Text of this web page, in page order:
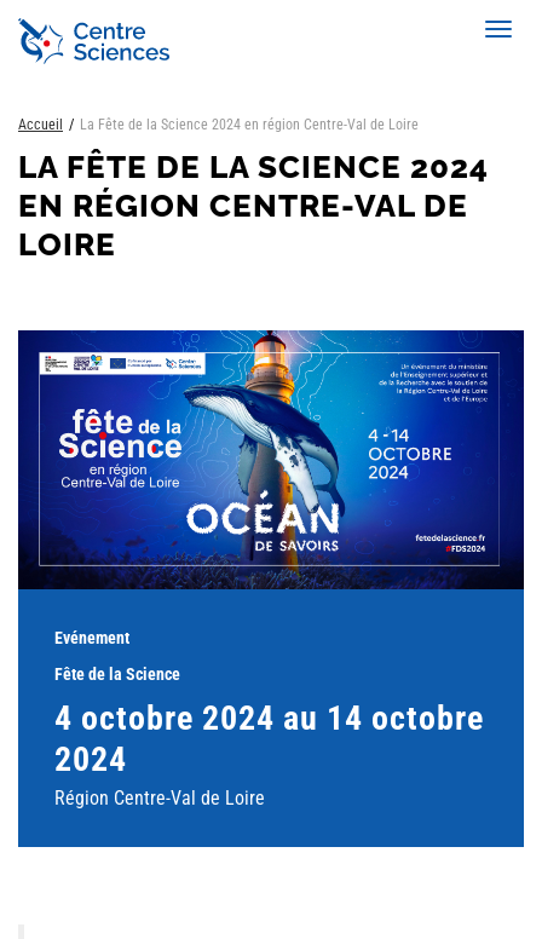
Aller
contenu
Accueil La Fête de la Science 2024 en région Centre-Val de Loire
LA FÊTE DE LA SCIENCE 2024
EN RÉGION CENTRE-VAL DE
LOIRE
Evénement
Fête de la Science
4 octobre 2024 au 14 octobre
2024
Région Centre-Val de Loire